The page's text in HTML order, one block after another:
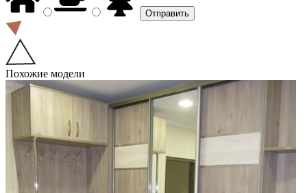
Похожие модели